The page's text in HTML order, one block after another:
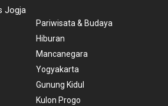
Jogja
Pariwisata & Budaya
Hiburan
Mancanegara
Yogyakarta
Gunung Kidul
Kulon Progo